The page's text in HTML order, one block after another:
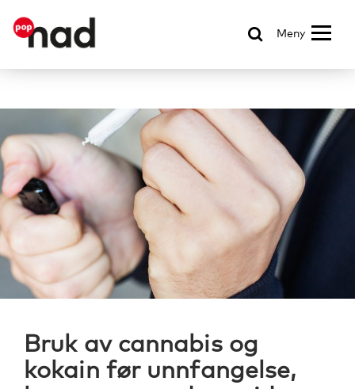
Meny
Bruk av cannabis og
kokain før unnfangelse,